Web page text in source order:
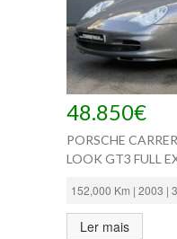
48.850€
PORSCHE
LOOK GT3 FULL
152,000 Km | 2003 |
Ler mais